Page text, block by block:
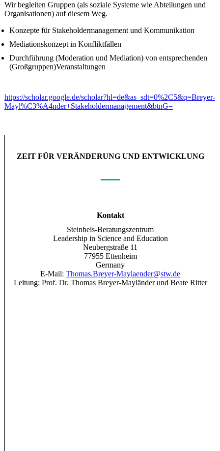
Wir begleiten Gruppen (als soziale Systeme wie Abteilungen und
Organisationen) auf diesem Weg.
Konzepte für Stakeholdermanagement und Kommunikation
Mediationskonzept in Konfliktfällen
Durchführung (Moderation und Mediation) von entsprechenden
(Großgruppen)Veranstaltungen
https://scholar.google.de/scholar?hl=de&as_sdt=0%2C5&q=Breyer-
Mayl%C3%A4nder+Stakeholdermanagement&btnG=
ZEIT FÜR VERÄNDERUNG UND ENTWICKLUNG
—
Kontakt
Steinbeis-Beratungszentrum
Leadership in Science and Education
Neubergstraße 11
77955 Ettenheim
Germany
E-Mail:Thomas.Breyer-Maylaender@stw.de
Leitung: Prof. Dr. Thomas Breyer-Mayländer und Beate Ritter